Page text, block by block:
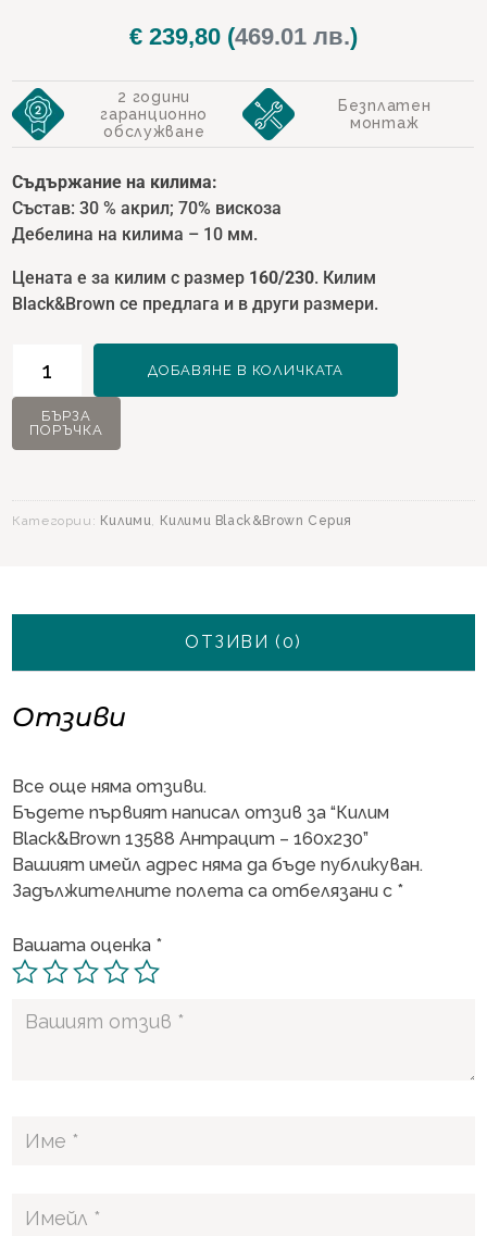
€ 239,80 (469.01 лв.)
2 години
гаранционно
обслужване
Безплатен
монтаж
Съдържание на килима:
Състав: 30 % акрил; 70% вискоза
Дебелина на килима – 10 мм.
Цената е за килим с размер 160/230. Килим
Black&Brown се предлага и в други размери.
Килим
Black&Brown
-
ДОБАВЯНЕ В КОЛИЧКАТА
БЪРЗА
ПОРЪЧКА
Категории: Килими, Килими Black&Brown Серия
ОТЗИВИ (0)
Отзиви
Все още няма отзиви.
Бъдете първият написал отзив за “Килим
Black&Brown 13588 Антрацит – 160х230”
Вашият имейл адрес няма да бъде публикуван.
Задължителните полета са отбелязани с *
Вашата оценка *